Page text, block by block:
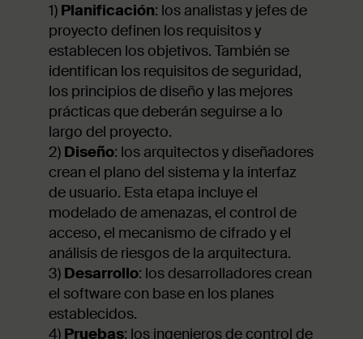
1) Planificación: los analistas y jefes de
proyecto definen los requisitos y
establecen los objetivos. También se
identifican los requisitos de seguridad,
los principios de diseño y las mejores
prácticas que deberán seguirse a lo
largo del proyecto.
2) Diseño: los arquitectos y diseñadores
crean el plano del sistema y la interfaz
de usuario. Esta etapa incluye el
modelado de amenazas, el control de
acceso, el mecanismo de cifrado y el
análisis de riesgos de la arquitectura.
3) Desarrollo: los desarrolladores crean
el software con base en los planes
establecidos.
4) Pruebas: los ingenieros de control de